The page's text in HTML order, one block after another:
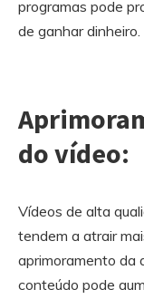
programas pode
de ganhar dinheiro.
do vídeo:
Vídeos de alta
tendem a atrair
aprimoramento da
conteúdo pode